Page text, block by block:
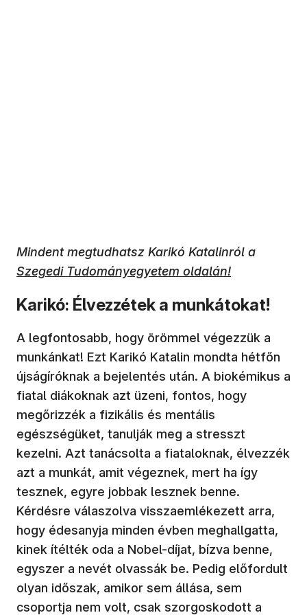
Mindent megtudhatsz Karikó Katalinról a
Szegedi Tudományegyetem oldalán!
Karikó: Élvezzétek a munkátokat!
A legfontosabb, hogy örömmel végezzük a
munkánkat! Ezt Karikó Katalin mondta hétfőn
újságíróknak a bejelentés után. A biokémikus a
fiatal diákoknak azt üzeni, fontos, hogy
megőrizzék a fizikális és mentális
egészségüket, tanulják meg a stresszt
kezelni. Azt tanácsolta a fiataloknak, élvezzék
azt a munkát, amit végeznek, mert ha így
tesznek, egyre jobbak lesznek benne.
Kérdésre válaszolva visszaemlékezett arra,
hogy édesanyja minden évben meghallgatta,
kinek ítélték oda a Nobel-díjat, bízva benne,
egyszer a nevét olvassák be. Pedig előfordult
olyan időszak, amikor sem állása, sem
csoportja nem volt, csak szorgoskodott a